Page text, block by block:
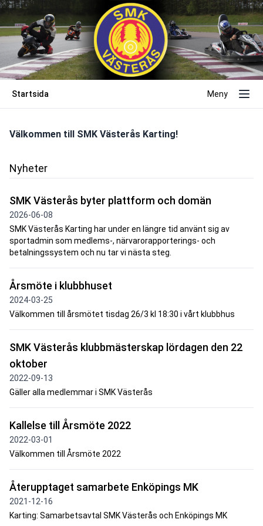
Startsida Meny
Välkommen till SMK Västerås Karting!
Nyheter
SMK Västerås byter plattform och domän
2026-06-08
SMK Västerås Karting har under en längre tid använt sig av
sportadmin som medlems-, närvarorapporterings- och
betalningssystem och nu tar vi nästa steg.
Årsmöte i klubbhuset
2024-03-25
Välkommen till årsmötet tisdag 26/3 kl 18:30 i vårt klubbhus
SMK Västerås klubbmästerskap lördagen den 22
oktober
2022-09-13
Gäller alla medlemmar i SMK Västerås
Kallelse till Årsmöte 2022
2022-03-01
Välkommen till Årsmöte 2022
Återupptaget samarbete Enköpings MK
2021-12-16
Karting: Samarbetsavtal SMK Västerås och Enköpings MK